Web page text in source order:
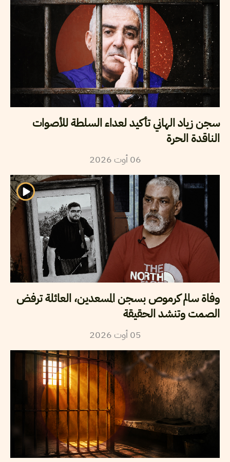
سجن زياد الهاني تأكيد لعداء السلطة للأصوات
الناقدة الحرة
06 أوت2026
وفاة سالم كرموص بسجن المسعدين، العائلة ترفض
الصمت وتنشد الحقيقة
05 أوت2026